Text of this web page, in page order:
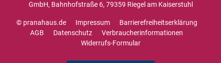
GmbH, Bahnhofstraße 6, 79359 Riegel am Kaiserstuhl
© pranahaus.de Impressum
Barrierefreiheitserklärung
AGB
Datenschutz
Verbraucherinformationen
Widerrufs-Formular